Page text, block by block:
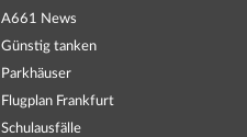
A661 News
Günstig tanken
Parkhäuser
Flugplan Frankfurt
Schulausfälle